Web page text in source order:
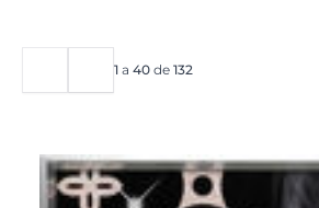
1 a 40 de 132